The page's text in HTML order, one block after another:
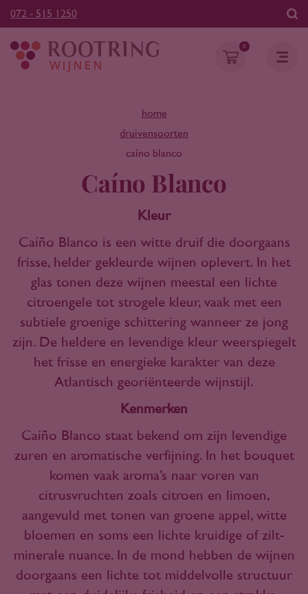
072 - 515 1250
0
home
druivensoorten
caíno blanco
Caíno Blanco
Kleur
Caíño Blanco is een witte druif die doorgaans
frisse, helder gekleurde wijnen oplevert. In het
glas tonen deze wijnen meestal een lichte
citroengele tot strogele kleur, vaak met een
subtiele groenige schittering wanneer ze jong
zijn. De heldere en levendige kleur weerspiegelt
het frisse en energieke karakter van deze
Atlantisch georiënteerde wijnstijl.
Kenmerken
Caíño Blanco staat bekend om zijn levendige
zuren en aromatische verfijning. In het bouquet
komen vaak aroma’s naar voren van
citrusvruchten zoals citroen en limoen,
aangevuld met tonen van groene appel, witte
bloemen en soms een lichte kruidige of zilt-
minerale nuance. In de mond hebben de wijnen
doorgaans een lichte tot middelvolle structuur